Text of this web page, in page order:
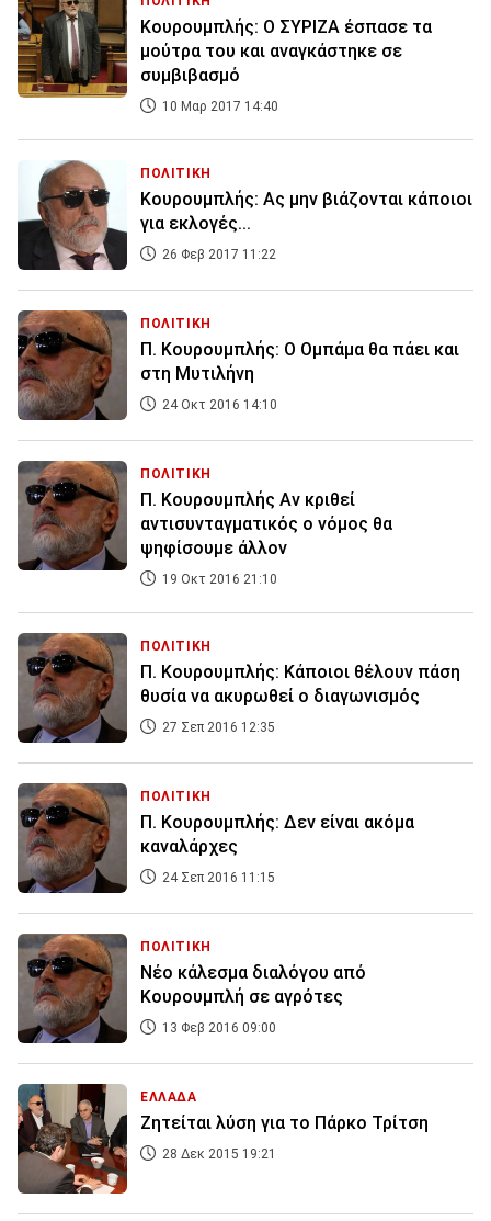
Κουρουμπλής: Ο ΣΥΡΙΖΑ έσπασε τα
μούτρα του και αναγκάστηκε σε
συμβιβασμό
10 Μαρ 2017 14:40
ΠΟΛΙΤΙΚΗ
Κουρουμπλής: Ας μην βιάζονται κάποιοι
για εκλογές...
26 Φεβ 2017 11:22
ΠΟΛΙΤΙΚΗ
Π. Κουρουμπλής: Ο Ομπάμα θα πάει και
στη Μυτιλήνη
24 Οκτ 2016 14:10
ΠΟΛΙΤΙΚΗ
Π. Κουρουμπλής Αν κριθεί
αντισυνταγματικός ο νόμος θα
ψηφίσουμε άλλον
19 Οκτ 2016 21:10
ΠΟΛΙΤΙΚΗ
Π. Κουρουμπλής: Κάποιοι θέλουν πάση
θυσία να ακυρωθεί ο διαγωνισμός
27 Σεπ 2016 12:35
ΠΟΛΙΤΙΚΗ
Π. Κουρουμπλής: Δεν είναι ακόμα
καναλάρχες
24 Σεπ 2016 11:15
ΠΟΛΙΤΙΚΗ
Νέο κάλεσμα διαλόγου από
Κουρουμπλή σε αγρότες
13 Φεβ 2016 09:00
ΕΛΛΑΔΑ
Ζητείται λύση για το Πάρκο Τρίτση
28 Δεκ 2015 19:21